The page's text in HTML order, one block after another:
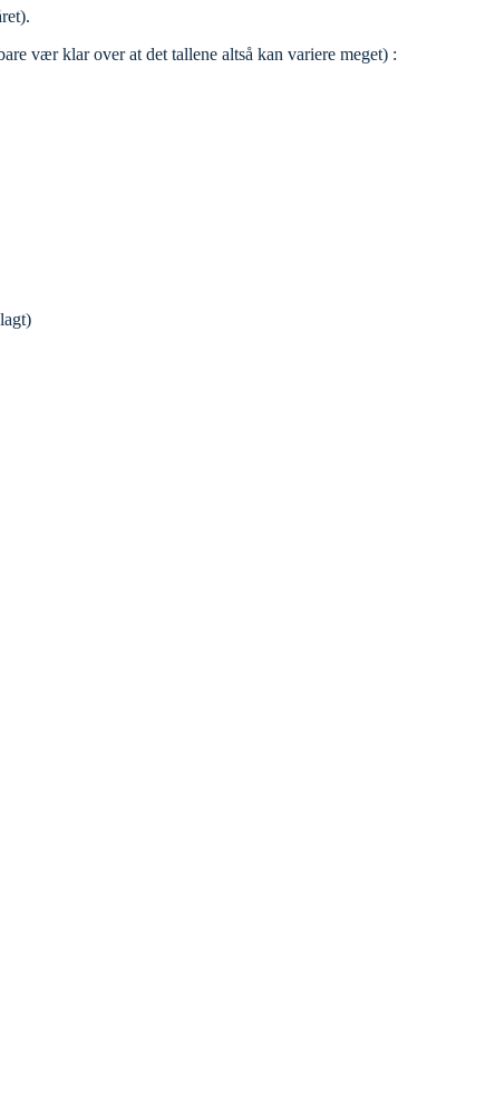
vær klar over at det tallene altså kan variere meget) :